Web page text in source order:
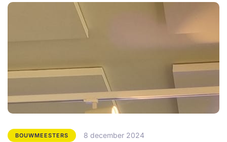
BOUWMEESTERS 8 december 2024